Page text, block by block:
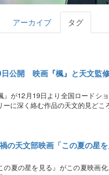
アーカイブ タグ
日公開 映画『楓』と天文監
』が12月19日より全国ロードシ
ーに深く絡む作品の天文的見どこ
の天文部映画「この夏の星
の夏の星を見る』がこの夏映画